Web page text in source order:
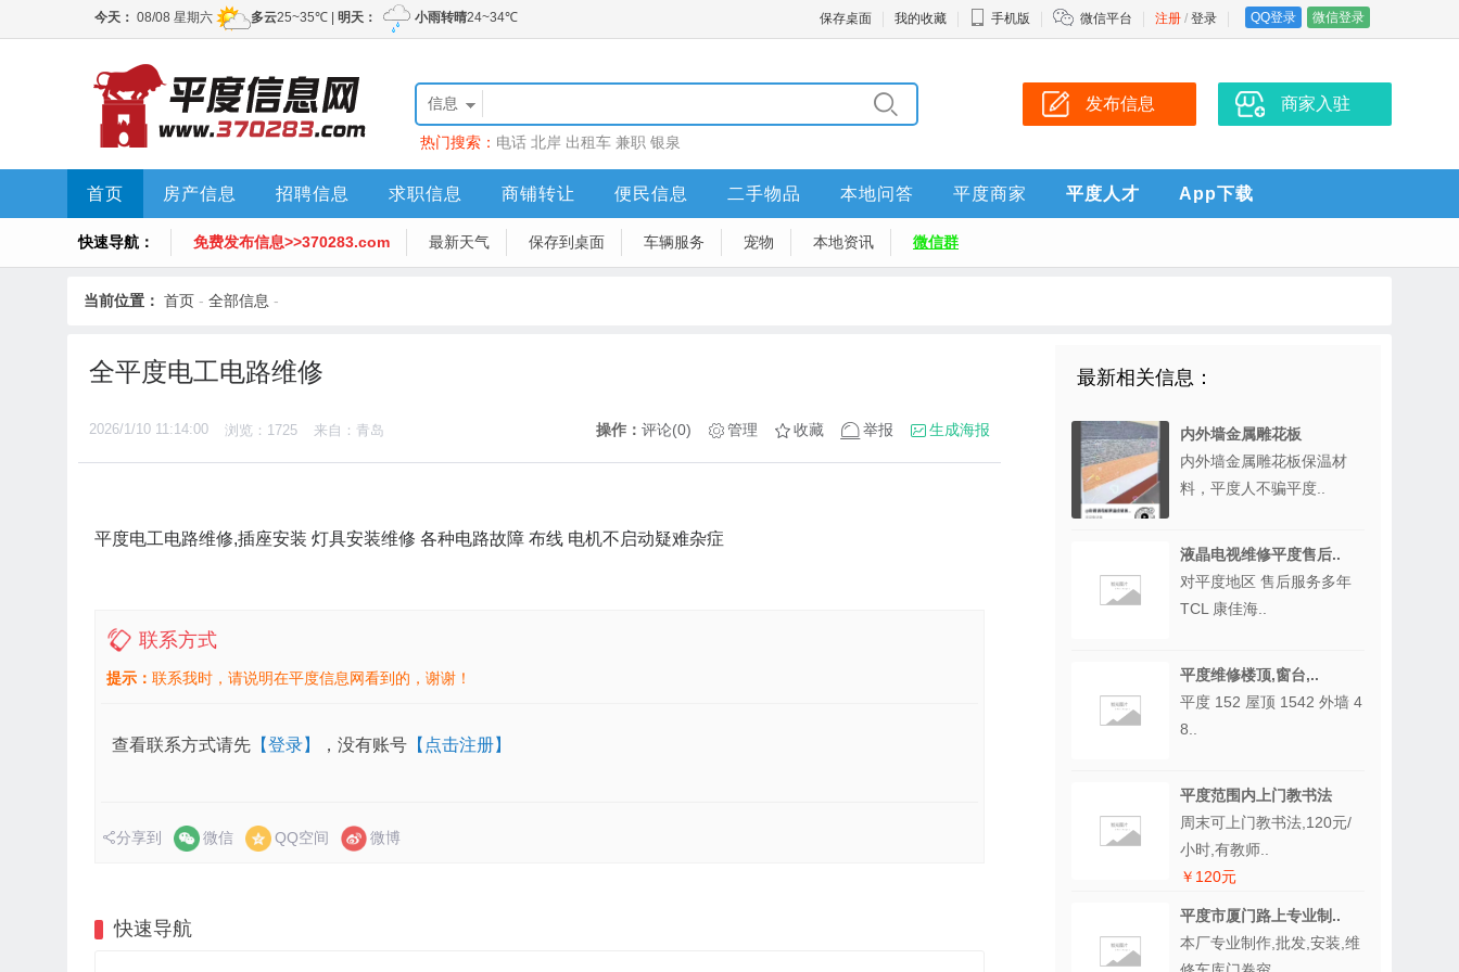
注册 / 登录 QQ登录 微信登录
保存桌面 我的收藏 手机版 微信平台
信息
热门搜索： 电话 北岸 出租车 兼职 银泉
发布信息 商家入驻
首页 房产信息 招聘信息 求职信息 商铺转让 便民信息 二手物品 本地问答 平度商家 平度人才 App下载
快速导航： 免费发布信息>>370283.com 最新天气 保存到桌面 车辆服务 宠物 本地资讯 微信群
当前位置： 首页 - 全部信息 -
全平度电工电路维修
2026/1/10 11:14:00 浏览：1725 来自：青岛 操作： 评论(0) 管理 收藏 举报 生成海报
平度电工电路维修,插座安装 灯具安装维修 各种电路故障 布线 电机不启动疑难杂症
联系方式
提示： 联系我时，请说明在平度信息网看到的，谢谢！
查看联系方式请先 【登录】 ，没有账号 【点击注册】
分享到 微信 QQ空间 微博
快速导航
最新相关信息：
内外墙金属雕花板
内外墙金属雕花板保温材
料，平度人不骗平度..
液晶电视维修平度售后..
对平度地区 售后服务多年
TCL 康佳海..
平度维修楼顶,窗台,..
平度 152 屋顶 1542 外墙 4
8..
平度范围内上门教书法
周末可上门教书法,120元/
小时,有教师..
￥120元
平度市厦门路上专业制..
本厂专业制作,批发,安装,维